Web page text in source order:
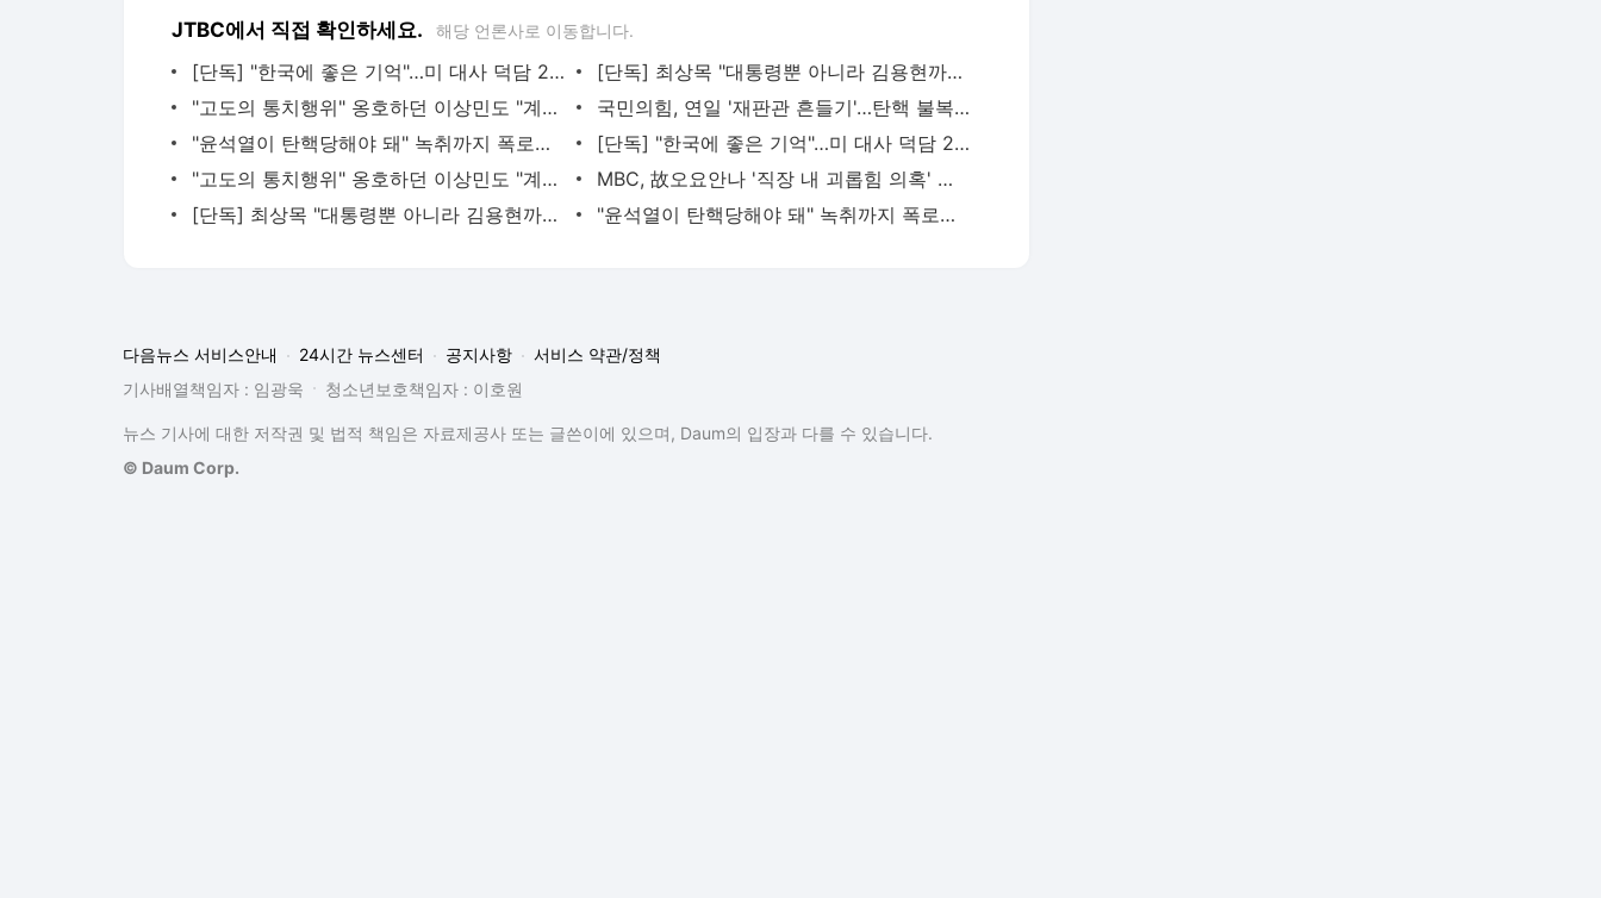
JTBC에서 직접 확인하세요. 해당 언론사로 이동합니다.
[단독] "한국에 좋은 기억"…미 대사 덕담 2시간 뒤 터진 '계엄' | JTBC 뉴스
[단독] 최상목 "대통령뿐 아니라 김용현까지 말렸지만…'돌이킬 수 없다'며 뿌리쳐" | JTBC 뉴스
"고도의 통치행위" 옹호하던 이상민도 "계엄 내용 알았다면.." | JTBC 뉴스
국민의힘, 연일 '재판관 흔들기'…탄핵 불복 위한 밑자락? | JTBC 뉴스
"윤석열이 탄핵당해야 돼" 녹취까지 폭로…극우 유튜버 '분열' | JTBC 뉴스
[단독] "한국에 좋은 기억"…미 대사 덕담 2시간 뒤 터진 '계엄' | JTBC 뉴스
"고도의 통치행위" 옹호하던 이상민도 "계엄 내용 알았다면.." | JTBC 뉴스
MBC, 故오요안나 '직장 내 괴롭힘 의혹' 관련 진상조사위 구성 | JTBC 뉴스
[단독] 최상목 "대통령뿐 아니라 김용현까지 말렸지만…'돌이킬 수 없다'며 뿌리쳐" | JTBC 뉴스
"윤석열이 탄핵당해야 돼" 녹취까지 폭로…극우 유튜버 '분열' | JTBC 뉴스
다음뉴스 서비스안내 24시간 뉴스센터 공지사항
서비스 약관/정책
기사배열책임자 : 임광욱
청소년보호책임자 : 이호원
뉴스 기사에 대한 저작권 및 법적 책임은 자료제공사 또는 글쓴이에 있으며, Daum의 입장과 다를 수 있습니다.
© Daum Corp.